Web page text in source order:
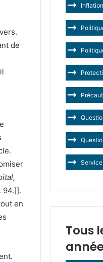
de
94.]].
en
Tous